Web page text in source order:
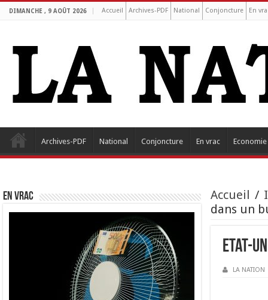
DIMANCHE , 9 AOÛT 2026 Accueil Archives-PDF National Conjoncture En
Archives-PDF National Conjoncture En vrac Economie
Accueil /
dans un
Etat-
LA NATION
EN VRAC